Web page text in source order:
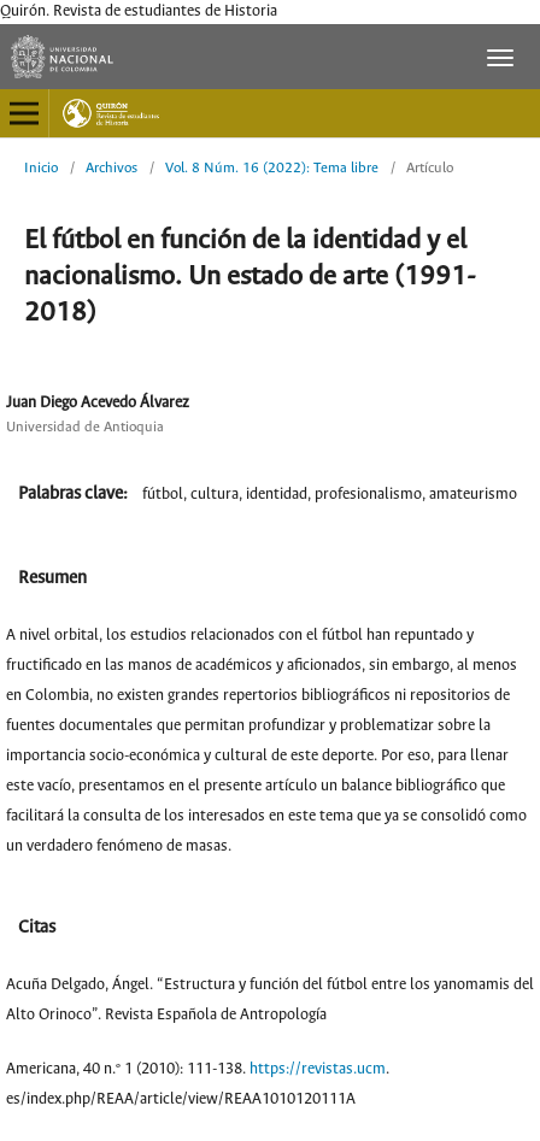
Quirón. Revista de estudiantes de Historia
Inicio / Archivos / Vol. 8 Núm. 16 (2022): Tema libre / Artículo
El fútbol en función de la identidad y el
nacionalismo. Un estado de arte (1991-
2018)
Juan Diego Acevedo Álvarez
Universidad de Antioquia
Palabras clave: fútbol, cultura, identidad, profesionalismo, amateurismo
Resumen
A nivel orbital, los estudios relacionados con el fútbol han repuntado y
fructificado en las manos de académicos y aficionados, sin embargo, al menos
en Colombia, no existen grandes repertorios bibliográficos ni repositorios de
fuentes documentales que permitan profundizar y problematizar sobre la
importancia socio-económica y cultural de este deporte. Por eso, para llenar
este vacío, presentamos en el presente artículo un balance bibliográfico que
facilitará la consulta de los interesados en este tema que ya se consolidó como
un verdadero fenómeno de masas.
Citas
Acuña Delgado, Ángel. “Estructura y función del fútbol entre los yanomamis del
Alto Orinoco”. Revista Española de Antropología
Americana, 40 n.º 1 (2010): 111-138. https://revistas.ucm.
es/index.php/REAA/article/view/REAA1010120111A